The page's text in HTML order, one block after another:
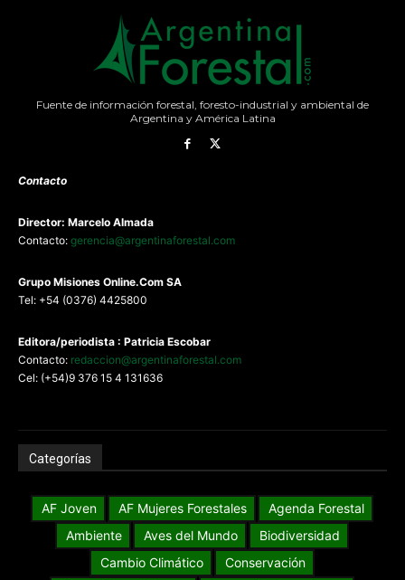
Fuente de información forestal, foresto-industrial y ambiental de
Argentina y América Latina
Contacto
Director: Marcelo Almada
Contacto: gerencia@argentinaforestal.com
Grupo Misiones Online.Com SA
Tel: +54 (0376) 4425800
Editora/periodista : Patricia Escobar
Contacto: redaccion@argentinaforestal.com
Cel: (+54)9 376 15 4 131636
Categorías
AF Joven AF Mujeres Forestales
Agenda Forestal
Ambiente
Aves del Mundo
Biodiversidad
Cambio Climático
Conservación